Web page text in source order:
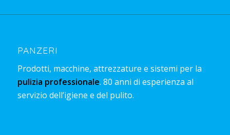
PANZERI
Prodotti, macchine, attrezzature e sistemi per la
pulizia professionale. 80 anni di esperienza al
servizio dell’igiene e del pulito.